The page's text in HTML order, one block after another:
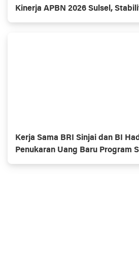
Kinerja APBN 2026 Sulsel,
Kerja Sama BRI Sinjai dan BI
Penukaran Uang Baru Program